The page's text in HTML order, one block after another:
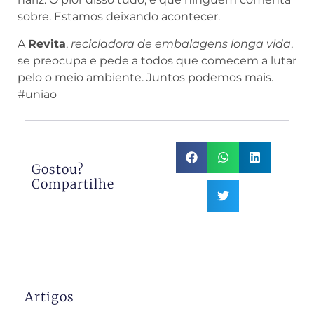
sobre. Estamos deixando acontecer.
A Revita, recicladora de embalagens longa vida,
se preocupa e pede a todos que comecem a lutar
pelo o meio ambiente. Juntos podemos mais.
#uniao
Gostou?
Compartilhe
Artigos